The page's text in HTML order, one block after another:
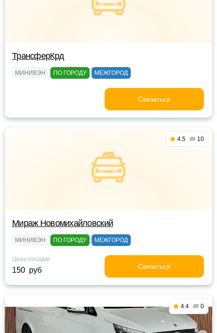
ТрансферКрд
МИНИВЭН ПО ГОРОДУ МЕЖГОРОД
Связаться
4.5 10
Мираж Новомихайловский
МИНИВЭН ПО ГОРОДУ МЕЖГОРОД
Цена посадки
150 руб Связаться
4.4 0